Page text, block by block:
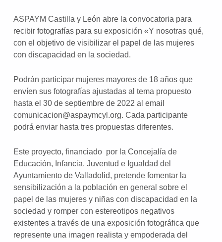
ASPAYM Castilla y León abre la convocatoria para
recibir fotografías para su exposición «Y nosotras qué,
con el objetivo de visibilizar el papel de las mujeres
con discapacidad en la sociedad.
Podrán participar mujeres mayores de 18 años que
envíen sus fotografías ajustadas al tema propuesto
hasta el 30 de septiembre de 2022 al email
comunicacion@aspaymcyl.org. Cada participante
podrá enviar hasta tres propuestas diferentes.
Este proyecto, financiado por la Concejalía de
Educación, Infancia, Juventud e Igualdad del
Ayuntamiento de Valladolid, pretende fomentar la
sensibilización a la población en general sobre el
papel de las mujeres y niñas con discapacidad en la
sociedad y romper con estereotipos negativos
existentes a través de una exposición fotográfica que
represente una imagen realista y empoderada del